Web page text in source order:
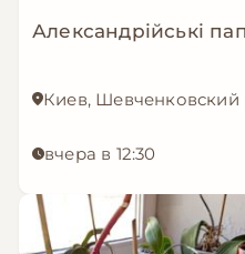
Александрійські
Киев, Шевченковский
вчера в 12:30